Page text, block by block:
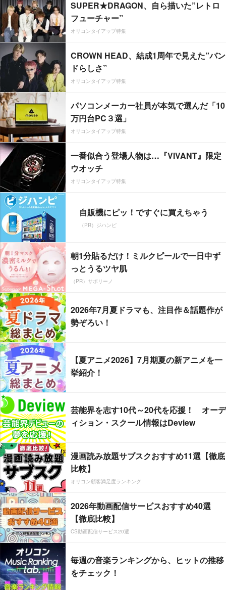
SUPER★DRAGON、自ら描いた”レトロ
フューチャー”
オリコンタイアップ特集
CROWN HEAD、結成1周年で見えた”バン
ドらしさ”
オリコンタイアップ特集
パソコンメーカー社員が本気で選んだ「10
万円台PC３選」
オリコンタイアップ特集
一番似合う登場人物は…『VIVANT』限定
ウオッチ
オリコンタイアップ特集
自販機にピッ！ですぐに買えちゃう
（PR）ジハンピ
朝1分貼るだけ！ミルクピールで一日中ず
っとうるツヤ肌
（PR）サボリーノ
2026年7月夏ドラマも、注目作＆話題作が
勢ぞろい！
【夏アニメ2026】7月期夏の新アニメを一
挙紹介！
芸能界を志す10代～20代を応援！ オーデ
ィション・スクール情報はDeview
漫画読み放題サブスクおすすめ11選【徹底
比較】
オリコン顧客満足度ランキング
2026年動画配信サービスおすすめ40選
【徹底比較】
CS動画配信サービス20選
毎週の音楽ランキングから、ヒットの推移
をチェック！